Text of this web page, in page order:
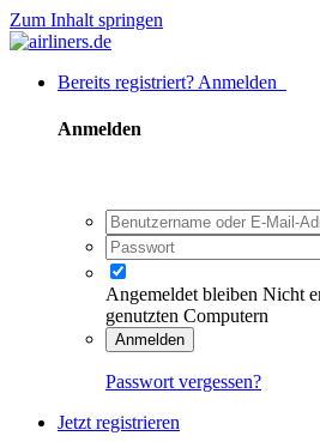
Zum Inhalt springen
Bereits registriert? Anmelden
Anmelden
Angemeldet bleiben Nicht
genutzten Computern
Anmelden
Passwort vergessen?
Jetzt registrieren